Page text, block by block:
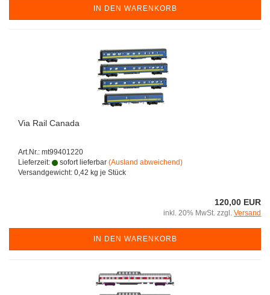
IN DEN WARENKORB
Via Rail Canada
Art.Nr.: mt99401220
Lieferzeit:
sofort lieferbar (Ausland abweichend)
Versandgewicht: 0,42 kg je Stück
120,00 EUR
inkl. 20% MwSt. zzgl. Versand
IN DEN WARENKORB